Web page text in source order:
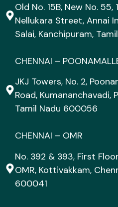
Old No. 15B, New No. 55,
Nellukara Street, Annai
Salai, Kanchipuram,
CHENNAI –
JKJ Towers, No. 2,
Road, Kumananchavadi,
Tamil Nadu 600056
CHENNAI – OMR
No. 392 & 393, First
OMR, Kottivakkam,
600041